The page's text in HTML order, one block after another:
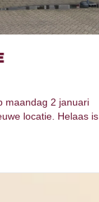
maandag 2 januari
locatie. Helaas is